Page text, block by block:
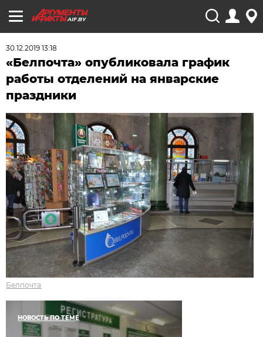
AIF.BY
30.12.2019 13:18
«Белпочта» опубликовала график
работы отделений на январские
праздники
Белпочта
НОВОСТЬ ПО ТЕМЕ